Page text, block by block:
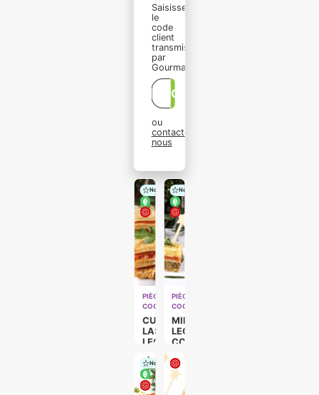
Saisissez
le
code
client
transmis
par
Gourmanding :
OK
ou
contactez-
nous
Nouveau
PIÈCES
COCKTAILS
CUBE
LASAGNE
LEGUMES
(VÉGÉ)
Nouveau
PIÈCES
COCKTAILS
MILLEFEUILLE
LEGUMES
CONFITS
Nouveau